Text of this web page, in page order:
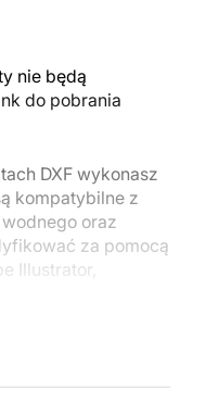
nie będą
do pobrania
DXF wykonasz
kompatybilne z
oraz
za pomocą
Illustrator,
montażu, aby